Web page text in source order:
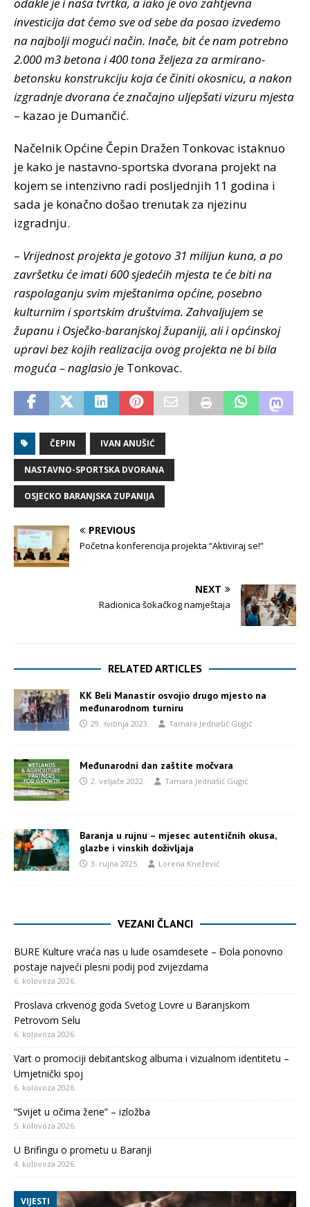
investicija dat ćemo sve od sebe da posao izvedemo
na najbolji mogući način. Inače, bit će nam potrebno
2.000 m3 betona i 400 tona željeza za armirano-
betonsku konstrukciju koja će činiti okosnicu, a nakon
izgradnje dvorana će značajno uljepšati vizuru mjesta
– kazao je Dumančić.
Načelnik Općine Čepin Dražen Tonkovac istaknuo
je kako je nastavno-sportska dvorana projekt na
kojem se intenzivno radi posljednjih 11 godina i
sada je konačno došao trenutak za njezinu
izgradnju.
– Vrijednost projekta je gotovo 31 milijun kuna, a po
završetku će imati 600 sjedećih mjesta te će biti na
raspolaganju svim mještanima općine, posebno
kulturnim i sportskim društvima. Zahvaljujem se
županu i Osječko-baranjskoj županiji, ali i općinskoj
upravi bez kojih realizacija ovog projekta ne bi bila
moguća – naglasio je Tonkovac.
ČEPIN IVAN ANUŠIĆ
NASTAVNO-SPORTSKA DVORANA
OSJECKO BARANJSKA ZUPANIJA
PREVIOUS
Početna konferencija projekta “Aktiviraj se!”
NEXT
Radionica šokačkog namještaja
RELATED ARTICLES
KK Beli Manastir osvojio drugo mjesto na
međunarodnom turniru
29. svibnja 2023. Tamara Jednašić Gugić
Međunarodni dan zaštite močvara
2. veljače 2022. Tamara Jednašić Gugić
Baranja u rujnu – mjesec autentičnih okusa,
glazbe i vinskih doživljaja
3. rujna 2025. Lorena Knežević
VEZANI ČLANCI
BURE Kulture vraća nas u lude osamdesete – Đola ponovno
postaje najveći plesni podij pod zvijezdama
6. kolovoza 2026.
Proslava crkvenog goda Svetog Lovre u Baranjskom
Petrovom Selu
6. kolovoza 2026.
Vart o promociji debitantskog albuma i vizualnom identitetu –
Umjetnički spoj
6. kolovoza 2026.
“Svijet u očima žene” – izložba
5. kolovoza 2026.
U Brifingu o prometu u Baranji
4. kolovoza 2026.
VIJESTI